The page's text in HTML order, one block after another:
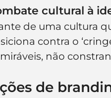
cultural à
de uma cultura
contra o
não
de